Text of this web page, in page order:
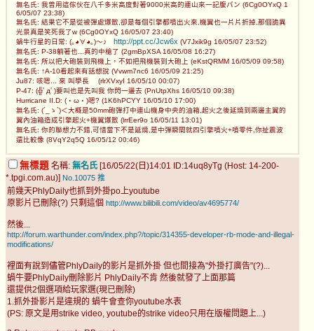
無名氏: 我曾用這傢伙在八千多米高度對著9000米高的連山來一記腹パン (6Cg0OYxQ 1
6/05/07 23:38)
無名氏: 結果它不是從被彈處爆散,卻是每個引擎都噴出火來,機翼也一片片折掉,那個詭異
光景真是笑死我了w (6Cg0OYxQ 16/05/07 23:40)
蝸牛行星的日常: (｡◕∀◕｡)～♪ http://ppt.cc/Jcw6x (V7Jxik9g 16/05/07 23:52)
無名氏: P-38躺著也...真的中槍了 (2gmBpXSA 16/05/08 16:27)
無名氏: 所以把大砲裝到飛機上，不如把飛機裝到大砲上 (eKstQRMM 16/05/09 09:58)
無名氏: ↑A-10看起來有話想說 (Vvwm7nc6 16/05/09 21:25)
Ju87: 咳嗯... 來 叫學長 (rlrXVxyI 16/05/10 00:07)
P-47: (╬ﾟдﾟ)要叫也是先叫我 你閃一邊去 (PnUtpXhs 16/05/10 09:38)
Hurricane II.D: (・ω・)嗯? (1K6hPCYY 16/05/10 17:00)
無名氏: (´_ゝ`)＜大概是50mm砲彈打中連山機身中央的油箱,起火之後延燒到兩邊主翼的
翼內油箱造成引擎起火+機翼爆散 (lrrEer9o 16/05/11 13:01)
無名氏: 你的聯想力不錯,可惜當下不是延燒,是中彈瞬間就四引擎噴火+噴零件,你扯震波
還比較像 (8VqY2q5Q 16/05/12 00:46)
無標題 名稱: 無名氏 [16/05/22(日)14:01 ID:14uq8yTg (Host: 14-200-
*.tpgi.com.au)] No.10075 推
前幾天PhlyDaily也抓到外掛po上youtube
原影片已刪除(?) 只剩這個 http://www.bilibili.com/video/av4695774/
然後...
http://forum.warthunder.com/index.php?/topic/314355-developer-rb-mode-and-illegal-
modifications/
裡面有說到儘管PhlyDaily的影片是抓外掛 但也間接為"外掛打廣告"(?)...
蝸牛要PhlyDaily刪除影片 PhlyDaily不肯 然後就發了上面那篇
還提供2個選項給玩家選(現已刪除)
1.抓外掛影片是違規的 蝸牛會查你youtube水表
(PS: 原文是用strike video, youtube的strike video只用在版權問題上...)